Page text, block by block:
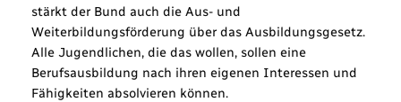
stärkt der Bund auch die Aus- und
Weiterbildungsförderung über das Ausbildungsgesetz.
Alle Jugendlichen, die das wollen, sollen eine
Berufsausbildung nach ihren eigenen Interessen und
Fähigkeiten absolvieren können.